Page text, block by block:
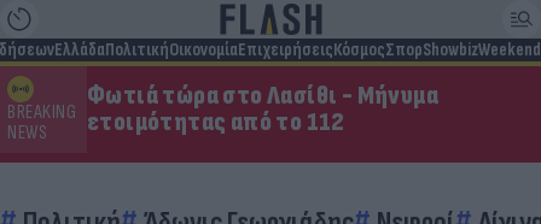
ΕλλάδαΠολιτικήΟικονομίαΕπιχειρήσειςΚόσμοςΣπορShowbizWeekend
BREAKING
NEWS
Φωτιά τώρα στο Λασίθι - Μήνυμα
ετοιμότητας από το 112